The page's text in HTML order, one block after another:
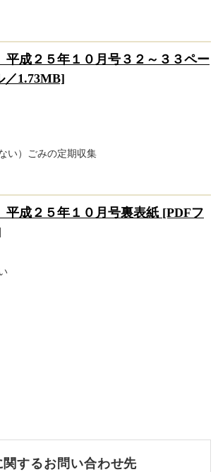
成２５年１０月号３２～３３ペー
／1.73MB]
い）ごみの定期収集
成２５年１０月号裏表紙 [PDFフ
関するお問い合わせ先